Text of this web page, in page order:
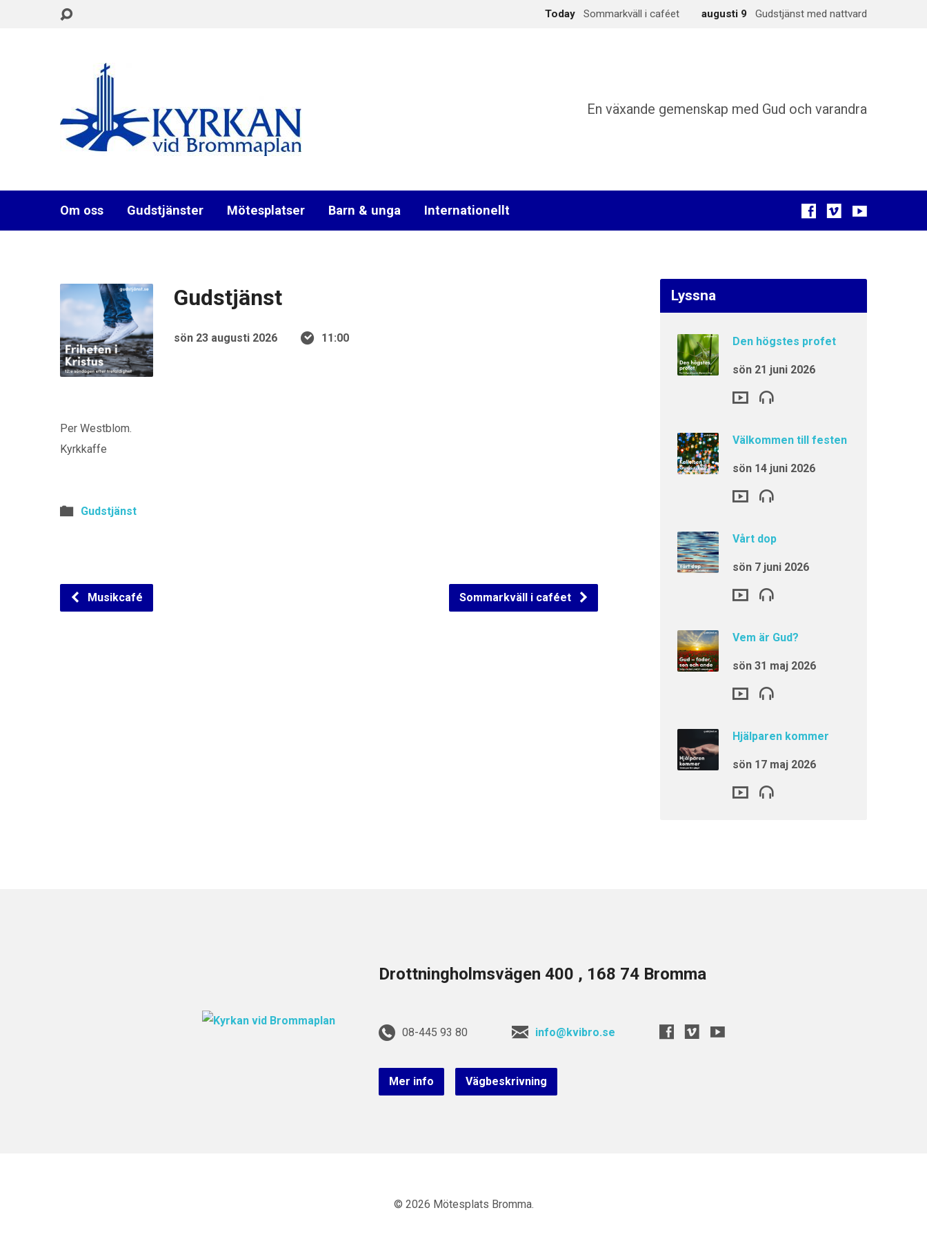
Today Sommarkväll i caféet augusti 9 Gudstjänst med nattvard
En växande gemenskap med Gud och varandra
Om oss Gudstjänster Mötesplatser Barn & unga Internationellt
Gudstjänst
sön 23 augusti 2026 11:00
Per Westblom.
Kyrkkaffe
Gudstjänst
Musikcafé Sommarkväll i caféet
Lyssna
Den högstes profet
sön 21 juni 2026
Välkommen till festen
sön 14 juni 2026
Vårt dop
sön 7 juni 2026
Vem är Gud?
sön 31 maj 2026
Hjälparen kommer
sön 17 maj 2026
Drottningholmsvägen 400 , 168 74 Bromma
08-445 93 80 info@kvibro.se
Mer info Vägbeskrivning
© 2026 Mötesplats Bromma.